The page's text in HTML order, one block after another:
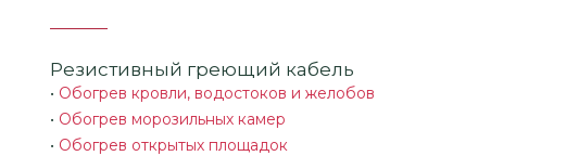
Резистивный греющий кабель
• Обогрев кровли, водостоков и желобов
• Обогрев морозильных камер
• Обогрев открытых площадок